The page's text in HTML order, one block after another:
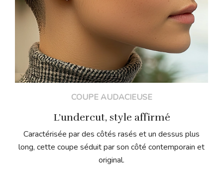
COUPE AUDACIEUSE
L’undercut, style affirmé
Caractérisée par des côtés rasés et un dessus plus
long, cette coupe séduit par son côté contemporain et
original.